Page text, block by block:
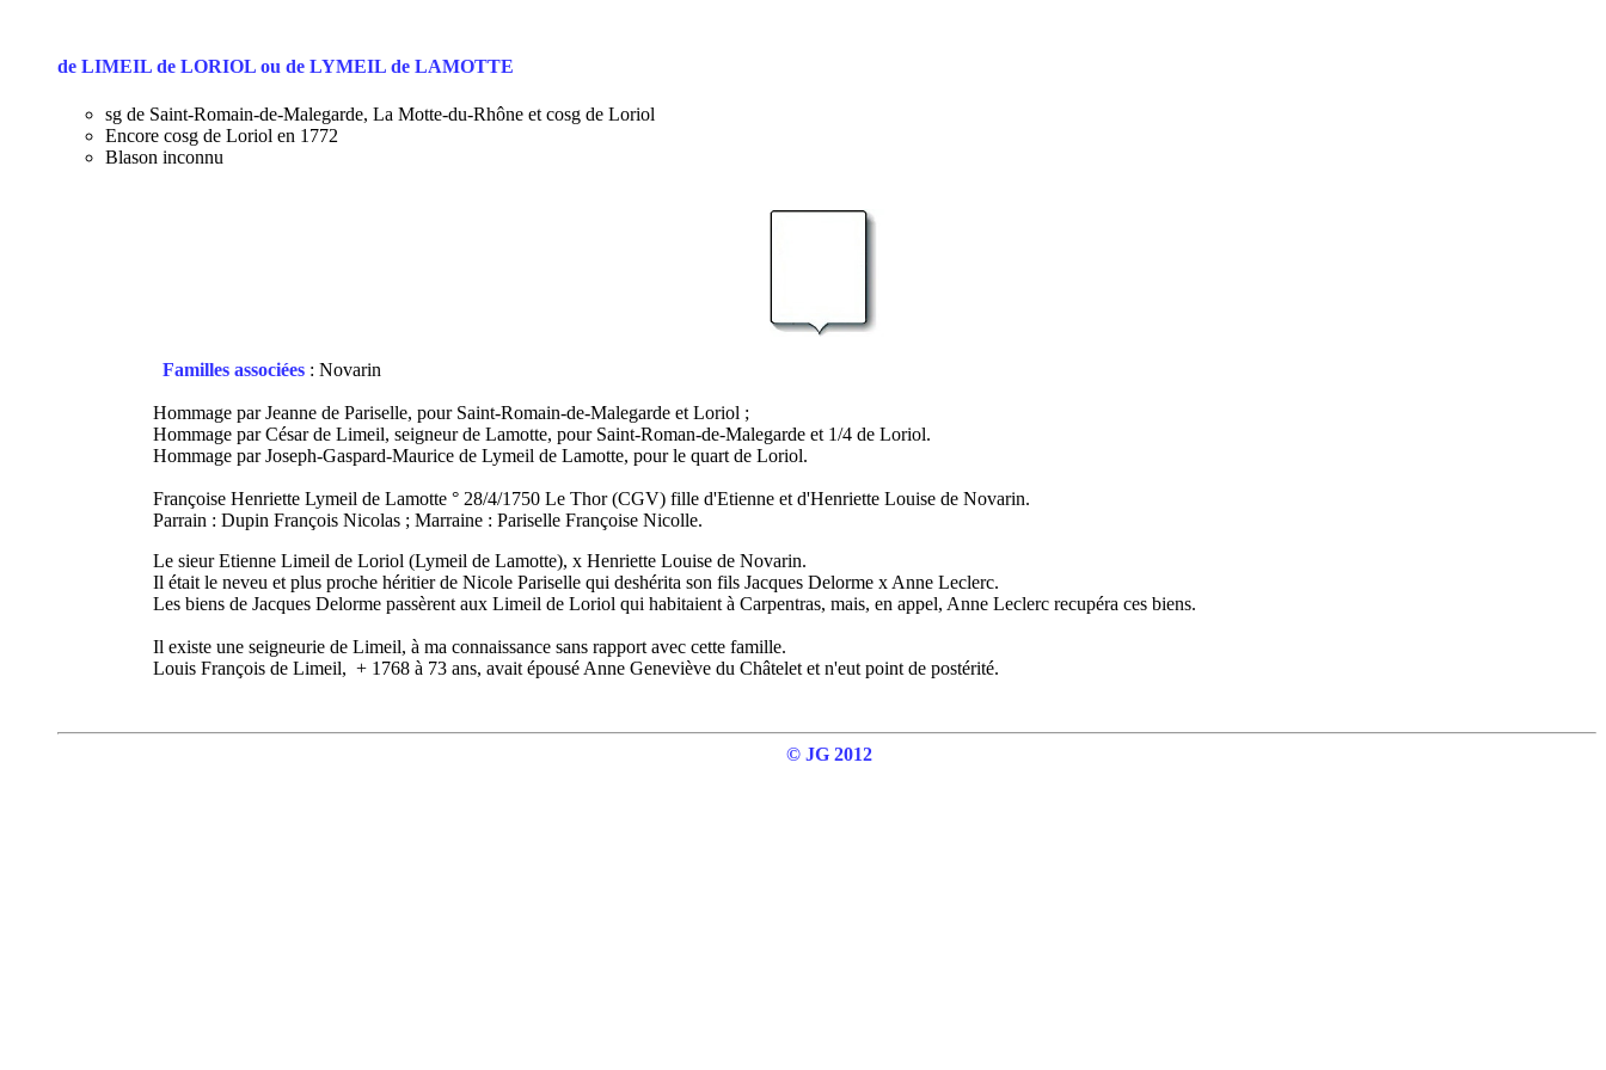
de LIMEIL de LORIOL ou de LYMEIL de LAMOTTE
sg de Saint-Romain-de-Malegarde, La Motte-du-Rhône et cosg de Loriol
Encore cosg de Loriol en 1772
Blason inconnu
Familles associées : Novarin
Hommage par Jeanne de Pariselle, pour Saint-Romain-de-Malegarde et Loriol ;
Hommage par César de Limeil, seigneur de Lamotte, pour Saint-Roman-de-Malegarde et 1/4 de Loriol.
Hommage par Joseph-Gaspard-Maurice de Lymeil de Lamotte, pour le quart de Loriol.
Françoise Henriette Lymeil de Lamotte ° 28/4/1750 Le Thor (CGV) fille d'Etienne et d'Henriette Louise de Novarin.
Parrain : Dupin François Nicolas ; Marraine : Pariselle Françoise Nicolle.
Le sieur Etienne Limeil de Loriol (Lymeil de Lamotte), x Henriette Louise de Novarin.
Il était le neveu et plus proche héritier de Nicole Pariselle qui deshérita son fils Jacques Delorme x Anne Leclerc.
Les biens de Jacques Delorme passèrent aux Limeil de Loriol qui habitaient à Carpentras, mais, en appel, Anne Leclerc recupéra ces biens.
Il existe une seigneurie de Limeil, à ma connaissance sans rapport avec cette famille.
Louis François de Limeil, + 1768 à 73 ans, avait épousé Anne Geneviève du Châtelet et n'eut point de postérité.
© JG 2012